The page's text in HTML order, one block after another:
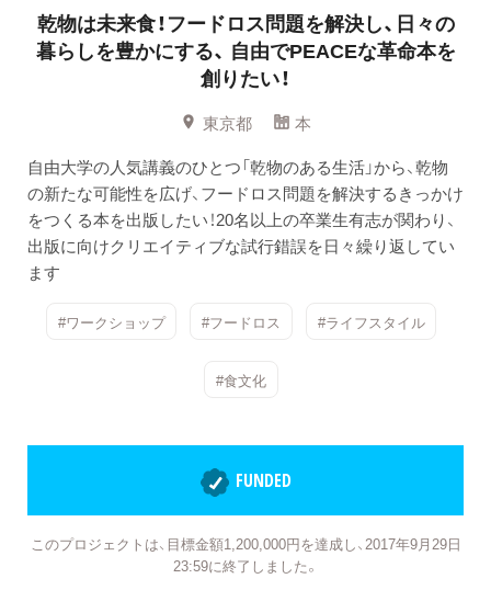
乾物は未来食！フードロス問題を解決し、日々の
暮らしを豊かにする、 自由でPEACEな革命本を
創りたい！
東京都
本
自由大学の人気講義のひとつ「乾物のある生活」から、乾物
の新たな可能性を広げ、フードロス問題を解決するきっかけ
をつくる本を出版したい！20名以上の卒業生有志が関わり、
出版に向けクリエイティブな試行錯誤を日々繰り返してい
ます
#ワークショップ #フードロス #ライフスタイル
#食文化
FUNDED
このプロジェクトは、目標金額1,200,000円を達成し、2017年9月29日
23:59に終了しました。